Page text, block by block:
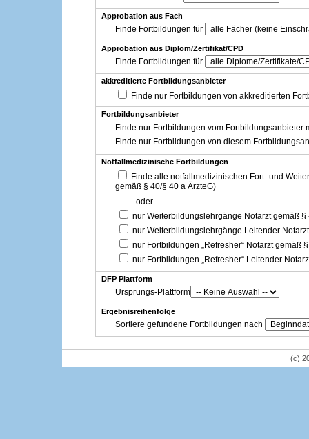
Approbation aus Fach
Finde Fortbildungen für
Approbation aus Diplom/Zertifikat/CPD
Finde Fortbildungen für
akkreditierte Fortbildungsanbieter
Finde nur Fortbildungen von akkreditierten
Fortbildungsanbieter
Finde nur Fortbildungen vom Fortbildungsanbieter
Finde nur Fortbildungen von diesem
Notfallmedizinische Fortbildungen
Finde alle notfallmedizinischen Fort- und
gemäß § 40/§ 40 a ÄrzteG)
oder
nur Weiterbildungslehrgänge Notarzt gemäß §
nur Weiterbildungslehrgänge Leitender
nur Fortbildungen „Refresher“ Notarzt gemäß
nur Fortbildungen „Refresher“ Leitender
DFP Plattform
Ursprungs-Plattform
Ergebnisreihenfolge
Sortiere gefundene Fortbildungen nach
(c)